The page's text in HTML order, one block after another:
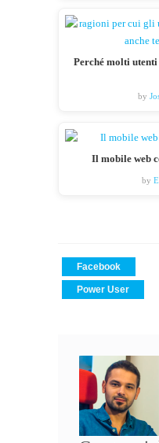
Perché molti utenti
by
Il mobile web
by
Facebook
Power User